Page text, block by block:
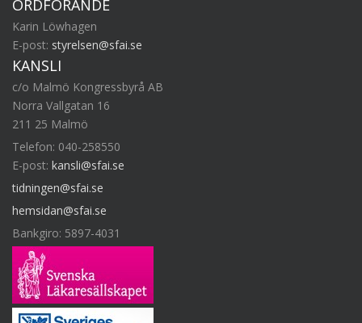
ORDFÖRANDE
Karin Löwhagen
E-post: styrelsen@sfai.se
KANSLI
c/o Malmö Kongressbyrå AB
Norra Vallgatan 16
211 25 Malmö
Telefon: 040-258550
E-post: kansli@sfai.se
tidningen@sfai.se
hemsidan@sfai.se
Bankgiro: 5897-4031